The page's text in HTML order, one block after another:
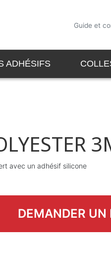
Guide et
ADHÉSIFS
avec un adhésif silicone
DEMANDER UN